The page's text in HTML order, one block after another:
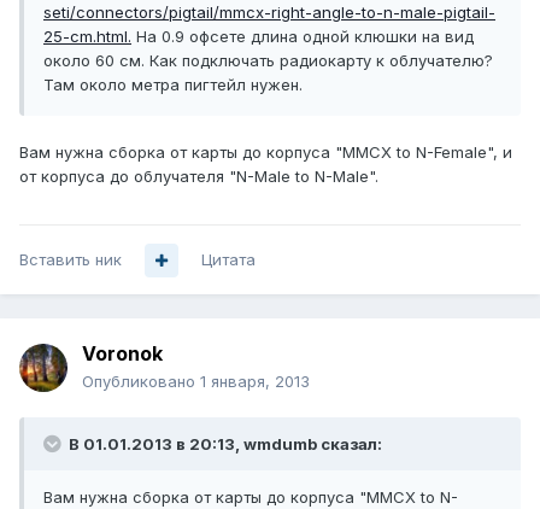
seti/connectors/pigtail/mmcx-right-angle-to-n-male-pigtail-
25-cm.html. На 0.9 офсете длина одной клюшки на вид
около 60 см. Как подключать радиокарту к облучателю?
Там около метра пигтейл нужен.
Вам нужна сборка от карты до корпуса "MMCX to N-Female", и
от корпуса до облучателя "N-Male to N-Male".
Вставить ник Цитата
Voronok
Опубликовано 1 января, 2013
В 01.01.2013 в 20:13, wmdumb сказал:
Вам нужна сборка от карты до корпуса "MMCX to N-